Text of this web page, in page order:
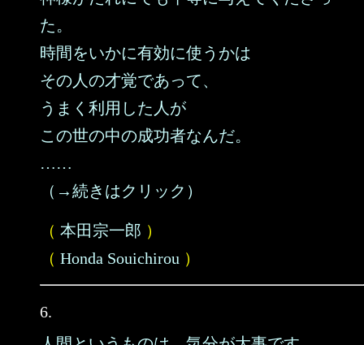
た。
時間をいかに有効に使うかは
その人の才覚であって、
うまく利用した人が
この世の中の成功者なんだ。
……
（→続きはクリック）
（ 本田宗一郎 ）
（ Honda Souichirou ）
6.